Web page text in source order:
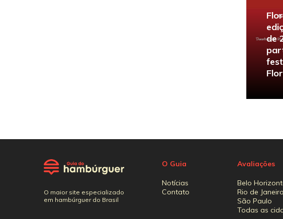
de
O maior site especializado
em hambúrguer do Brasil
O Guia
Notícias
Contato
Avaliações
Belo
Rio de Janeiro
São Paulo
Todas as